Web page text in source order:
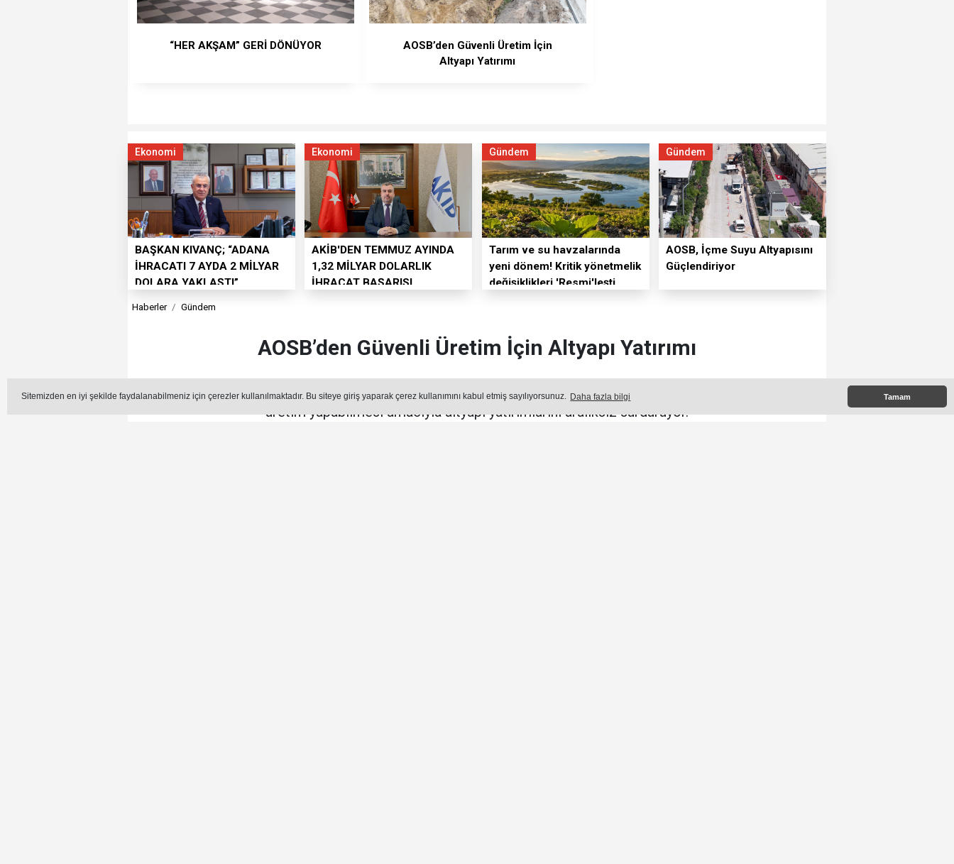
Sitemizden en iyi şekilde faydalanabilmeniz için çerezler kullanılmaktadır. Bu siteye giriş yaparak çerez kullanımını kabul etmiş sayılıyorsunuz. Daha fazla bilgi Tamam
“HER AKŞAM” GERİ DÖNÜYOR
AOSB’den Güvenli Üretim İçin
Altyapı Yatırımı
Ekonomi
BAŞKAN KIVANÇ; “ADANA
İHRACATI 7 AYDA 2 MİLYAR
DOLARA YAKLAŞTI”
Ekonomi
AKİB'DEN TEMMUZ AYINDA
1,32 MİLYAR DOLARLIK
İHRACAT BAŞARISI
Gündem
Tarım ve su havzalarında
yeni dönem! Kritik yönetmelik
değişiklikleri 'Resmi'leşti
Gündem
⁠AOSB, İçme Suyu Altyapısını
Güçlendiriyor
Haberler Gündem
AOSB’den Güvenli Üretim İçin Altyapı Yatırımı
Adana Hacı Sabancı Organize Sanayi Bölgesi (AOSB), sanayicilerin güvenli, kesintisiz ve sürdürülebilir
üretim yapabilmesi amacıyla altyapı yatırımlarını aralıksız sürdürüyor.